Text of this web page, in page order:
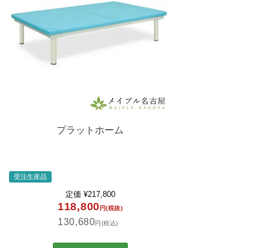
プラットホーム
受注生産品
定価 ¥217,800
118,800 円(税抜)
130,680円(税込)